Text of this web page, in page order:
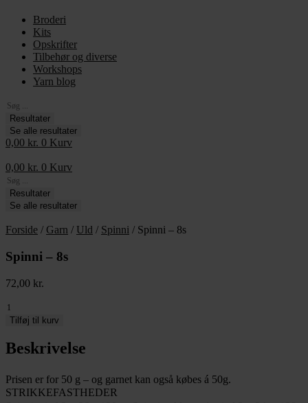
Broderi
Kits
Opskrifter
Tilbehør og diverse
Workshops
Yarn blog
Search
...Resultater
Se alle resultater
0,00 kr. 0 Kurv
0,00 kr. 0 Kurv
Search
...Resultater
Se alle resultater
Forside / Garn / Uld / Spinni / Spinni – 8s
Spinni – 8s
72,00 kr.
Spinni
antal
Tilføj til kurv
Beskrivelse
Prisen er for 50 g – og garnet kan også købes á 50g.
STRIKKEFASTHEDER